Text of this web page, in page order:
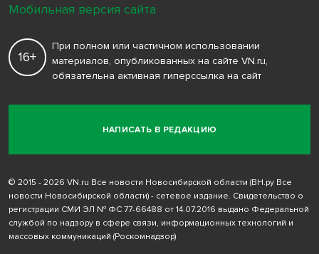
НАПИСАТЬ В РЕДАКЦИЮ
16+
При полном или частичном использовании
материалов, опубликованных на сайте VN.ru,
обязательна активная гиперссылка на сайт
© 2015 - 2026 VN.ru Все новости Новосибирской области (ВН.ру Все
новости Новосибирской области) - сетевое издание. Свидетельство о
регистрации СМИ ЭЛ № ФС 77-66488 от 14.07.2016 выдано Федеральной
службой по надзору в сфере связи, информационных технологий и
массовых коммуникаций (Роскомнадзор)
Мобильная версия сайта